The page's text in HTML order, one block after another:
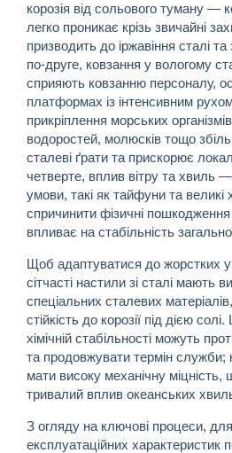
корозія від сольового туману —
легко проникає крізь звичайні
призводить до іржавіння сталі та
по-друге, ковзання у вологому
сприяють ковзанню персоналу,
платформах із інтенсивним
прикріплення морських
водоростей, молюсків тощо
сталеві ґрати та прискорює
четверте, вплив вітру та хвиль
умови, такі як тайфуни та великі
спричинити фізичні
впливає на стабільність
Щоб адаптуватися до жорстких
сітчасті настили зі сталі мають
спеціальних сталевих
стійкість до корозії під дією
хімічній стабільності можуть
та продовжувати термін служби;
мати високу механічну
тривалий вплив океанських
З огляду на ключові процеси,
експлуатаційних характеристик